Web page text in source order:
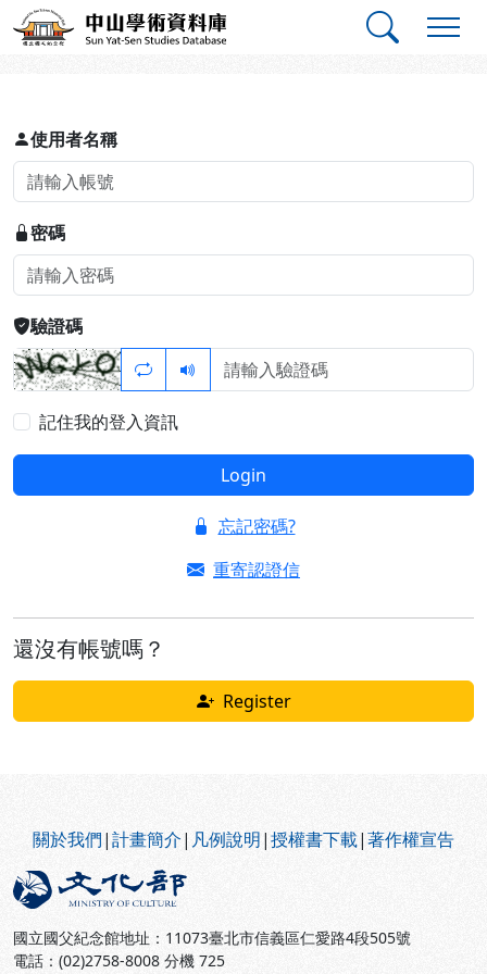
跳到主要內容
中山學術資料庫
登入
使用者名稱
密碼
驗證碼
記住我的登入資訊
Login
忘記密碼?
重寄認證信
還沒有帳號嗎？
Register
關於我們|計畫簡介| 凡例說明|授權書下載|著作權宣告
國立國父紀念館地址：11073臺北市信義區仁愛路4段505號
電話：(02)2758-8008 分機 725